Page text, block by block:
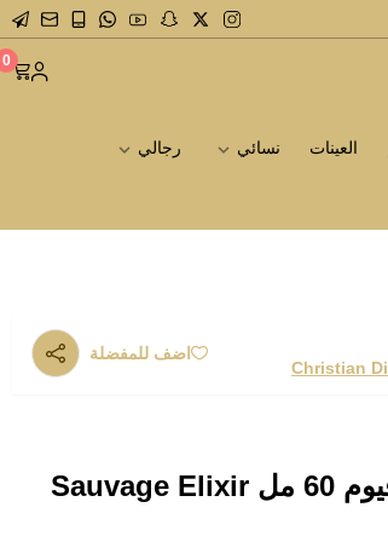
0
العينات نسائي رجالي
اضف للمفضلة
عطر ديور سوفاج إلكسير أو دو برفيوم 60 مل Sauvage Elixir